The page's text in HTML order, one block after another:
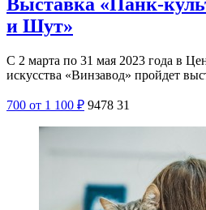
и Шут»
С 2 марта по 31 мая 2023 года в
искусства «Винзавод» пройдет
700 от 1 100 ₽ 9478 31